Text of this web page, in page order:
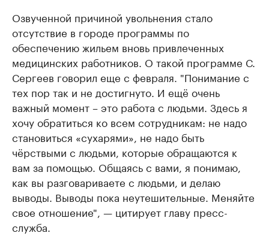
Озвученной причиной увольнения стало
отсутствие в городе программы по
обеспечению жильем вновь привлеченных
медицинских работников. О такой программе С.
Сергеев говорил еще с февраля. "Понимание с
тех пор так и не достигнуто. И ещё очень
важный момент – это работа с людьми. Здесь я
хочу обратиться ко всем сотрудникам: не надо
становиться «сухарями», не надо быть
чёрствыми с людьми, которые обращаются к
вам за помощью. Общаясь с вами, я понимаю,
как вы разговариваете с людьми, и делаю
выводы. Выводы пока неутешительные. Меняйте
свое отношение", — цитирует главу пресс-
служба.